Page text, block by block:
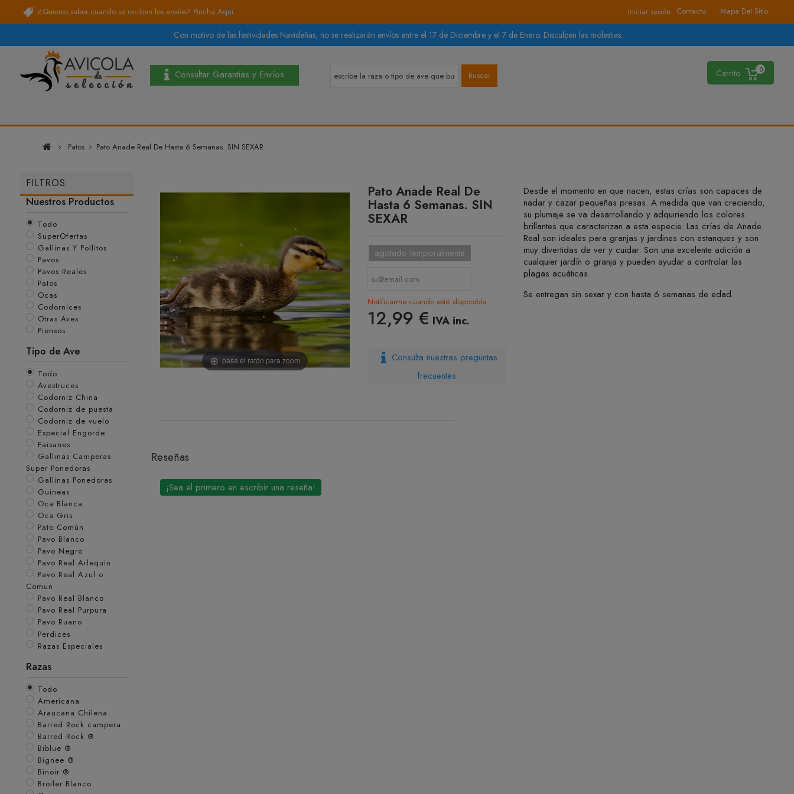
¿Quieres saber cuando se reciben los envíos? Pincha Aquí Contacto Mapa Del Sitio
Iniciar sesión
Con motivo de las festividades Navideñas, no se realizarán envíos entre el 17 de Diciembre y el 7 de Enero. Disculpen las molestias.
Carrito 0
Consultar Garantías y Envíos Buscar
Patos Pato Anade Real De Hasta 6 Semanas. SIN SEXAR
FILTROS
Nuestros Productos
Todo
SuperOfertas
Gallinas Y Pollitos
Pavos
Pavos Reales
Patos
Ocas
Codornices
Otras Aves
Piensos
Tipo de Ave
Todo
Avestruces
Codorniz China
Codorniz de puesta
Codorniz de vuelo
Especial Engorde
Faisanes
Gallinas Camperas
Super Ponedoras
Gallinas Ponedoras
Guineas
Oca Blanca
Oca Gris
Pato Común
Pavo Blanco
Pavo Negro
Pavo Real Arlequin
Pavo Real Azul o
Comun
Pavo Real Blanco
Pavo Real Purpura
Pavo Ruano
Perdices
Razas Especiales
Razas
Todo
Americana
Araucana Chilena
Barred Rock campera
Barred Rock ®
Biblue ®
Bignee ®
Binoir ®
Broiler Blanco
pasa el ratón para zoom
Pato Anade Real De
Hasta 6 Semanas. SIN
SEXAR
agotado temporalmente
Notificarme cuando esté disponible
12,99 € IVA inc.
Consulta nuestras preguntas
frecuentes
Desde el momento en que nacen, estas crías son capaces de
nadar y cazar pequeñas presas. A medida que van creciendo,
su plumaje se va desarrollando y adquiriendo los colores
brillantes que caracterizan a esta especie. Las crías de Anade
Real son ideales para granjas y jardines con estanques y son
muy divertidas de ver y cuidar. Son una excelente adición a
cualquier jardín o granja y pueden ayudar a controlar las
plagas acuáticas.
Se entregan sin sexar y con hasta 6 semanas de edad.
Reseñas
¡Sea el primero en escribir una reseña!